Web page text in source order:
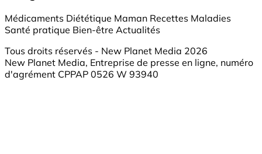
Médicaments Diététique Maman Recettes Maladies
Santé pratique Bien-être Actualités
Tous droits réservés - New Planet Media 2026
New Planet Media, Entreprise de presse en ligne, numéro
d'agrément CPPAP 0526 W 93940